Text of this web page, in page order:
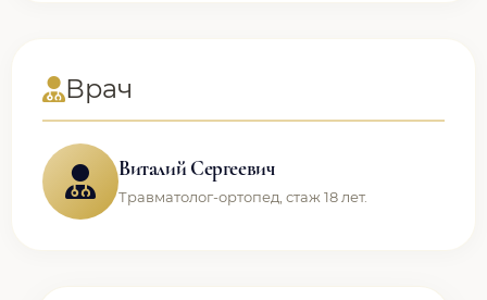
Врач
Виталий Сергеевич
Травматолог-ортопед, стаж 18 лет.